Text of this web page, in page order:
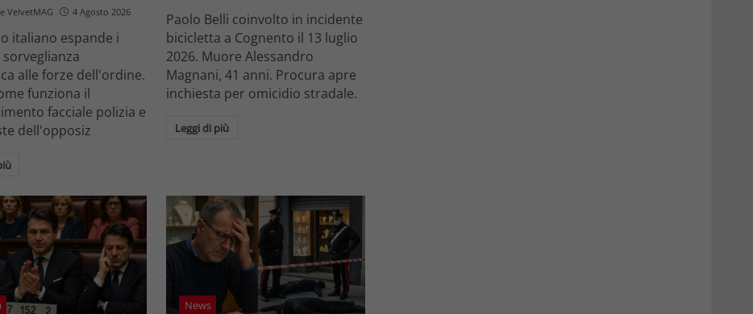
VelvetMAG 4 Agosto 2026
italiano espande i
alle forze dell'ordine.
funziona il
facciale polizia e
dell'opposiz
Paolo Belli coinvolto in incidente
bicicletta a Cognento il 13 luglio
2026. Muore Alessandro
Magnani, 41 anni. Procura apre
inchiesta per omicidio stradale.
Leggi di più
News